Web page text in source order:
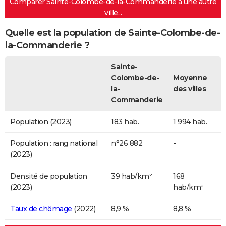
ville...
Quelle est la population de Sainte-Colombe-de-
la-Commanderie ?
Sainte-
Colombe-de-
la-
Commanderie
Moyenne
des villes
Population (2023) 183 hab. 1 994 hab.
Population : rang national
(2023)
n°26 882 -
Densité de population
(2023)
39 hab/km²
168
hab/km²
Taux de chômage (2022) 8,9 % 8,8 %